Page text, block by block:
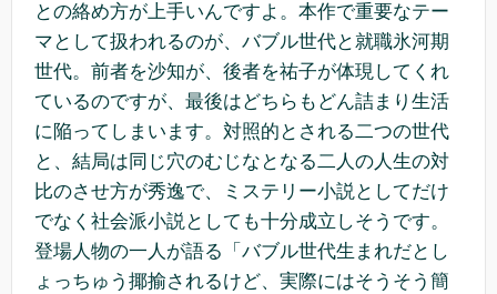
との絡め方が上手いんですよ。本作で重要なテー
マとして扱われるのが、バブル世代と就職氷河期
世代。前者を沙知が、後者を祐子が体現してくれ
ているのですが、最後はどちらもどん詰まり生活
に陥ってしまいます。対照的とされる二つの世代
と、結局は同じ穴のむじなとなる二人の人生の対
比のさせ方が秀逸で、ミステリー小説としてだけ
でなく社会派小説としても十分成立しそうです。
登場人物の一人が語る「バブル世代生まれだとし
ょっちゅう揶揄されるけど、実際にはそうそう簡